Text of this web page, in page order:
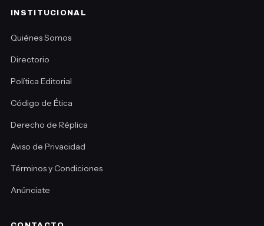
INSTITUCIONAL
Quiénes Somos
Directorio
Política Editorial
Código de Ética
Derecho de Réplica
Aviso de Privacidad
Términos y Condiciones
Anúnciate